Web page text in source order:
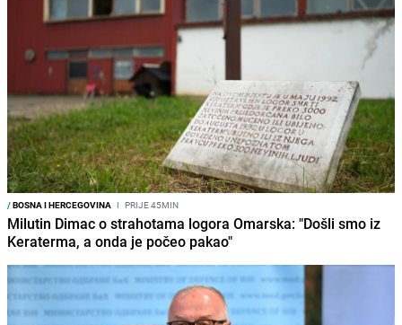
/BOSNA I HERCEGOVINA I PRIJE 45MIN
Milutin Dimac o strahotama logora Omarska: "Došli smo iz
Keraterma, a onda je počeo pakao"